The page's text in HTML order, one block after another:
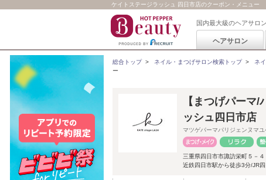
ケイトステージラッシュ 四日市店のクーポン・メニュー
国内最大級のヘアサロ
ヘアサロン
総合トップ> ネイル・まつげサロン検索トップ> ネ
ー
【まつげパーマ
ッシュ四日市店
マツゲパーマパリジェンヌマ
三重県四日市市諏訪栄町５－
近鉄四日市駅から徒歩3分/JR